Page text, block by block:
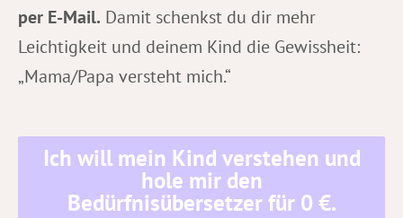
per E-Mail. Damit schenkst du dir mehr
Leichtigkeit und deinem Kind die Gewissheit:
„Mama/Papa versteht mich.“
Ich will mein Kind verstehen und
hole mir den
Bedürfnisübersetzer für 0 €.